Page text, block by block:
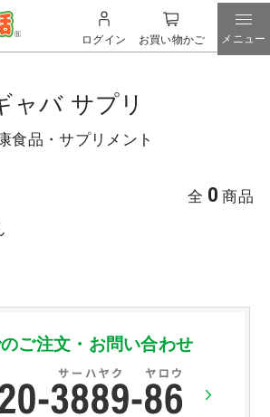
ログイン お買い物かご メニュー
ャバ サプリ
食品・サプリメント
全 0 商品
ご注文・お問い合わせ